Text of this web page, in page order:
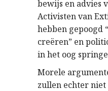
bewijs en advies
Activisten van
hebben gepoogd
creëren” en
in het oog
Morele
zullen echter